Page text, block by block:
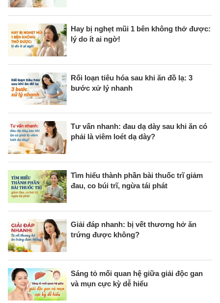
Hay bị nghẹt mũi 1 bên không thở được:
lý do ít ai ngờ!
Rối loạn tiêu hóa sau khi ăn đồ lạ: 3
bước xử lý nhanh
Tư vấn nhanh: đau dạ dày sau khi ăn có
phải là viêm loét dạ dày?
Tìm hiểu thành phần bài thuốc trĩ giảm
đau, co búi trĩ, ngừa tái phát
Giải đáp nhanh: bị vết thương hở ăn
trứng được không?
Sáng tỏ mối quan hệ giữa giải độc gan
và mụn cực kỳ dễ hiểu